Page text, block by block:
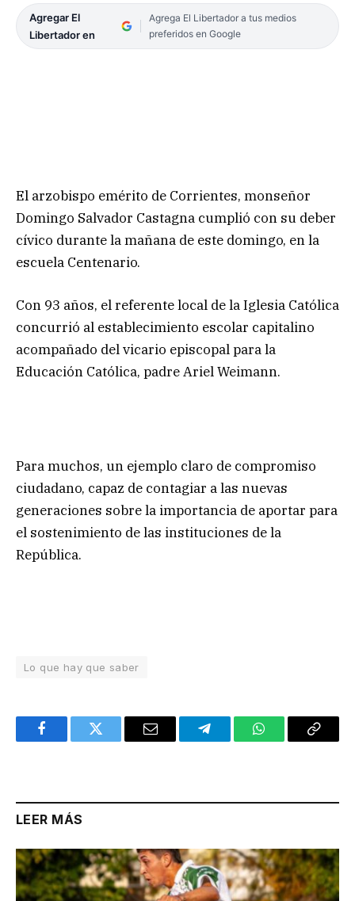
Agregar El
Libertador en
Agrega El Libertador a tus medios
preferidos en Google
El arzobispo emérito de Corrientes, monseñor
Domingo Salvador Castagna cumplió con su deber
cívico durante la mañana de este domingo, en la
escuela Centenario.
Con 93 años, el referente local de la Iglesia Católica
concurrió al establecimiento escolar capitalino
acompañado del vicario episcopal para la
Educación Católica, padre Ariel Weimann.
Para muchos, un ejemplo claro de compromiso
ciudadano, capaz de contagiar a las nuevas
generaciones sobre la importancia de aportar para
el sostenimiento de las instituciones de la
República.
Lo que hay que saber
FacebookTwitter Email TelegramWhatsAppCopy
LEER MÁS